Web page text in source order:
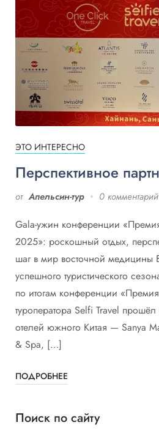
ЭТО ИНТЕРЕСНО
Перспективное
от Апельсин-тур 0 комментарий
Gala-ужин конференции
2025»: роскошный отдых,
шаг в мир восточной медицины
успешного туристического
по итогам конференции
туроператора Selfi Travel
отелей южного Китая — Sanya
& Spa, […]
ПОДРОБНЕЕ
Поиск по сайту